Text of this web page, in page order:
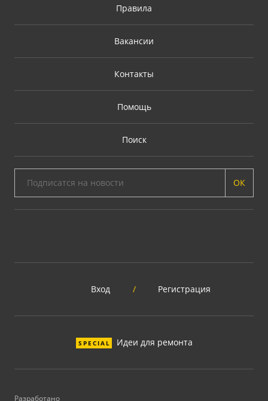
Правила
Вакансии
Контакты
Помощь
Поиск
ОК
Вход / Регистрация
SPECIAL Идеи для ремонта
Разработано